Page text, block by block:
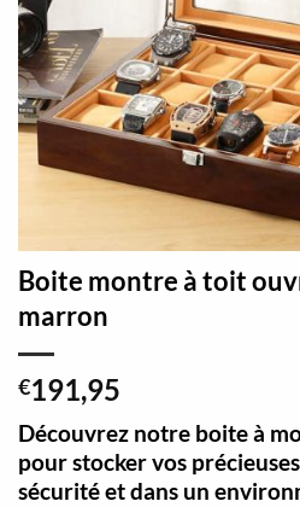
Boite montre à toit
marron
€191,95
Découvrez notre boite à
pour stocker vos
sécurité et dans un